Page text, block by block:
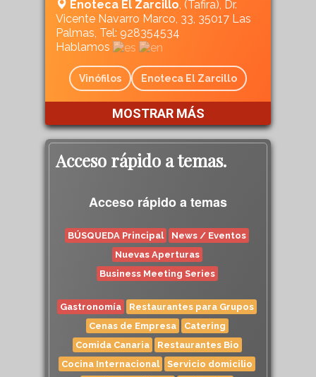
Enoteca El Zarcillo, (Tafira), Dr.
Vicente Navarro Marco, 33, 35017 Las
Palmas, Tel: 928354534
Hablamos
Vinófilos Enoteca El Zarcillo
MOSTRAR MÁS
Acceso rápido a temas.
Acceso rápido a temas
BÚSQUEDA Principal
News / Eventos
Nuevas Aperturas
Business Meeting Series
Gastronomía
Restaurantes para Grupos
Cenas de Empresa
Catering
Comida Canaria
Restaurantes Bio
Cocina Internacional
Servicio domicilio